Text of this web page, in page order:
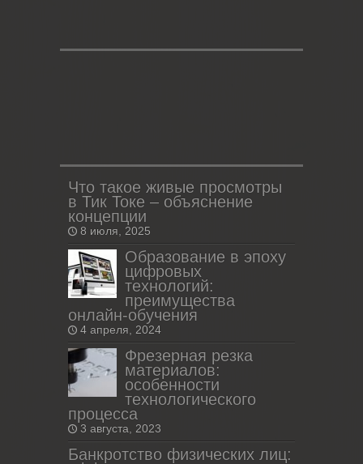
Что такое живые просмотры
в Тик Токе – объяснение
концепции
8 июля, 2025
Образование в эпоху
цифровых
технологий:
преимущества
онлайн-обучения
4 апреля, 2024
Фрезерная резка
материалов:
особенности
технологического
процесса
3 августа, 2023
Банкротство физических лиц: